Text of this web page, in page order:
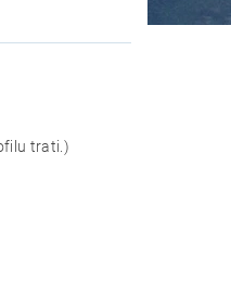
trati.)